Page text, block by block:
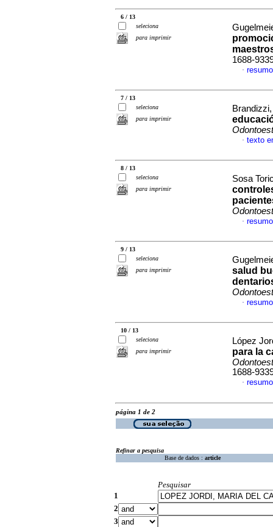
6 / 13
seleciona
para imprimir
1688-
·
7 / 13
seleciona
para imprimir
· texto
8 / 13
seleciona
para imprimir
Sosa
·
9 / 13
seleciona
para imprimir
salud
·
10 / 13
seleciona
para imprimir
López
para la
1688-
·
página 1 de 2
Refinar a pesquisa
Base de dados : article
Pesquisar
1
2
3